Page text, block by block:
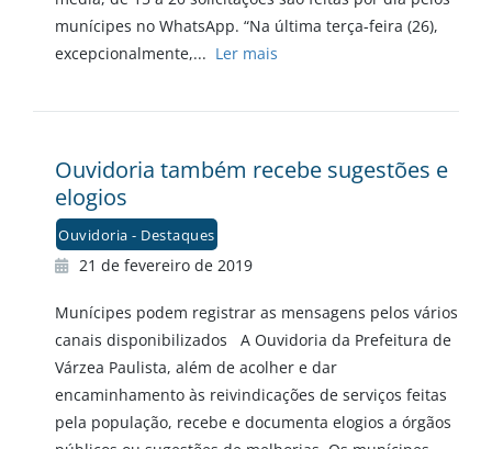
munícipes no WhatsApp. “Na última terça-feira (26),
excepcionalmente,... Ler mais
Ouvidoria também recebe sugestões e
elogios
Ouvidoria - Destaques
21 de fevereiro de 2019
Munícipes podem registrar as mensagens pelos vários
canais disponibilizados A Ouvidoria da Prefeitura de
Várzea Paulista, além de acolher e dar
encaminhamento às reivindicações de serviços feitas
pela população, recebe e documenta elogios a órgãos